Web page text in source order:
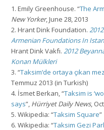
1. Emily Greenhouse. “The
New Yorker, June 28, 2013
2. Hrant Dink Foundation.
Armenian Foundations In
Hrant Dink Vakfı.2012
Konan Mülkleri
3. “Taksim‘de ortaya çıkan
Temmuz 2013 (in Turkish)
4. İsmet Berkan, “Taksim is
says”, Hürriyet Daily News,
5. Wikipedia: “Taksim Square”
6. Wikipedia: “Taksim Gezi